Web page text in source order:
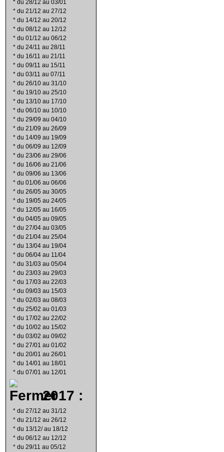
* du 28/12 au 03/01
* du 21/12 au 27/12
* du 14/12 au 20/12
* du 08/12 au 12/12
* du 01/12 au 06/12
* du 24/11 au 28/11
* du 16/11 au 21/11
* du 09/11 au 15/11
* du 03/11 au 07/11
* du 26/10 au 31/10
* du 19/10 au 25/10
* du 13/10 au 17/10
* du 06/10 au 10/10
* du 29/09 au 04/10
* du 21/09 au 26/09
* du 14/09 au 19/09
* du 06/09 au 12/09
* du 23/06 au 29/06
* du 16/06 au 21/06
* du 09/06 au 13/06
* du 01/06 au 06/06
* du 26/05 au 30/05
* du 19/05 au 24/05
* du 12/05 au 16/05
* du 04/05 au 09/05
* du 27/04 au 03/05
* du 21/04 au 25/04
* du 13/04 au 19/04
* du 06/04 au 11/04
* du 31/03 au 05/04
* du 23/03 au 29/03
* du 17/03 au 22/03
* du 09/03 au 15/03
* du 02/03 au 08/03
* du 25/02 au 01/03
* du 17/02 au 22/02
* du 10/02 au 15/02
* du 03/02 au 09/02
* du 27/01 au 01/02
* du 20/01 au 26/01
* du 14/01 au 18/01
* du 07/01 au 12/01
2017 :
* du 27/12 au 31/12
* du 21/12 au 26/12
* du 13/12/ au 18/12
* du 06/12 au 12/12
* du 29/11 au 05/12